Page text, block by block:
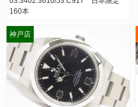
160本
神戸店